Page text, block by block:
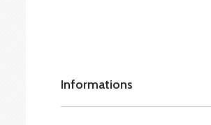
Informations